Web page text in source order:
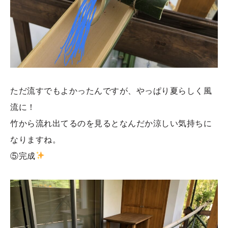
ただ流すでもよかったんですが、やっぱり夏らしく風
流に！
竹から流れ出てるのを見るとなんだか涼しい気持ちに
なりますね。
⑤完成